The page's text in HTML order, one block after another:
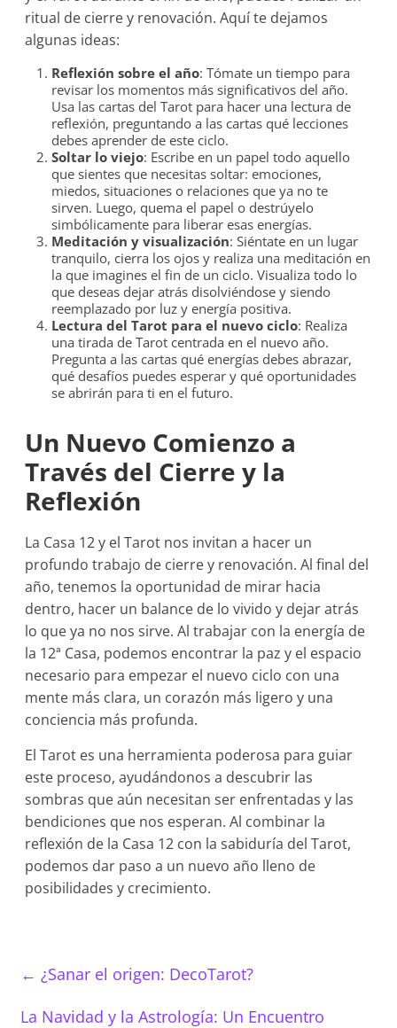
ritual de cierre y renovación. Aquí te dejamos
algunas ideas:
Reflexión sobre el año: Tómate un tiempo para
revisar los momentos más significativos del año.
Usa las cartas del Tarot para hacer una lectura de
reflexión, preguntando a las cartas qué lecciones
debes aprender de este ciclo.
Soltar lo viejo: Escribe en un papel todo aquello
que sientes que necesitas soltar: emociones,
miedos, situaciones o relaciones que ya no te
sirven. Luego, quema el papel o destrúyelo
simbólicamente para liberar esas energías.
Meditación y visualización: Siéntate en un lugar
tranquilo, cierra los ojos y realiza una meditación en
la que imagines el fin de un ciclo. Visualiza todo lo
que deseas dejar atrás disolviéndose y siendo
reemplazado por luz y energía positiva.
Lectura del Tarot para el nuevo ciclo: Realiza
una tirada de Tarot centrada en el nuevo año.
Pregunta a las cartas qué energías debes abrazar,
qué desafíos puedes esperar y qué oportunidades
se abrirán para ti en el futuro.
Un Nuevo Comienzo a
Través del Cierre y la
Reflexión
La Casa 12 y el Tarot nos invitan a hacer un
profundo trabajo de cierre y renovación. Al final del
año, tenemos la oportunidad de mirar hacia
dentro, hacer un balance de lo vivido y dejar atrás
lo que ya no nos sirve. Al trabajar con la energía de
la 12ª Casa, podemos encontrar la paz y el espacio
necesario para empezar el nuevo ciclo con una
mente más clara, un corazón más ligero y una
conciencia más profunda.
El Tarot es una herramienta poderosa para guiar
este proceso, ayudándonos a descubrir las
sombras que aún necesitan ser enfrentadas y las
bendiciones que nos esperan. Al combinar la
reflexión de la Casa 12 con la sabiduría del Tarot,
podemos dar paso a un nuevo año lleno de
posibilidades y crecimiento.
← ¿Sanar el origen: DecoTarot?
La Navidad y la Astrología: Un Encuentro